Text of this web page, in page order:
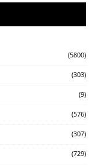
(5800)
(303)
(9)
(576)
(307)
(729)